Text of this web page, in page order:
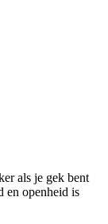
als je gek bent
en openheid is